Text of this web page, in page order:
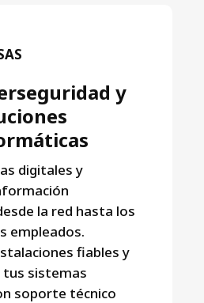
y
digitales y
la red hasta los
empleados.
fiables y
sistemas
soporte técnico